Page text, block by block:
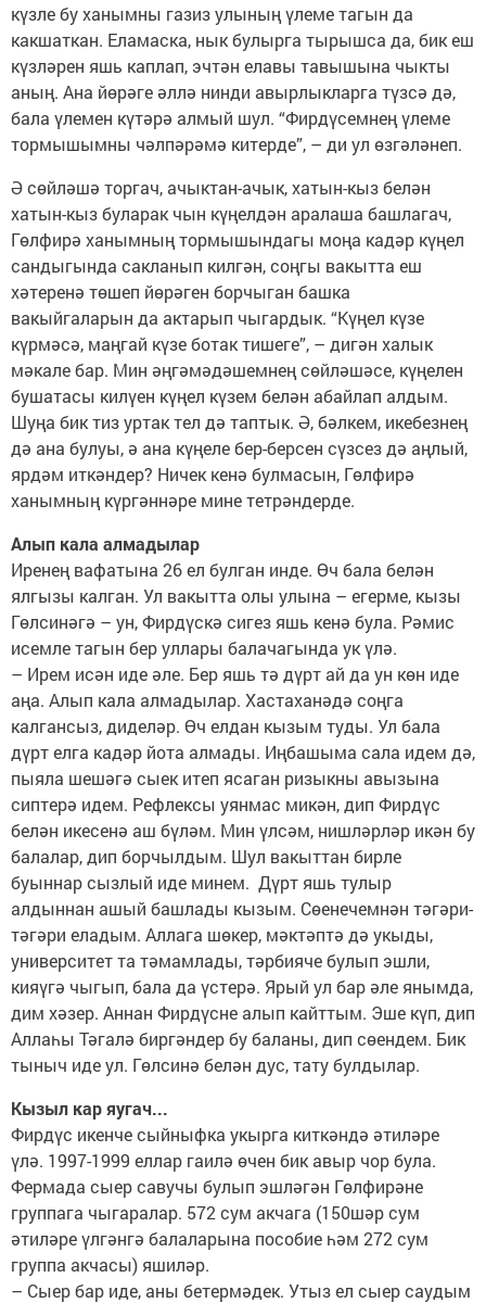
күзле бу ханымны газиз улының үлеме тагын да
какшаткан. Еламаска, нык булырга тырышса да, бик еш
күзләрен яшь каплап, эчтән елавы тавышына чыкты
аның. Ана йөрәге әллә нинди авырлыкларга түзсә дә,
бала үлемен күтәрә алмый шул. “Фирдүсемнең үлеме
тормышымны чәлпәрәмә китерде”, – ди ул өзгәләнеп.
Ә сөйләшә торгач, ачыктан-ачык, хатын-кыз белән
хатын-кыз буларак чын күңелдән аралаша башлагач,
Гөлфирә ханымның тормышындагы моңа кадәр күңел
сандыгында сакланып килгән, соңгы вакытта еш
хәтеренә төшеп йөрәген борчыган башка
вакыйгаларын да актарып чыгардык. “Күңел күзе
күрмәсә, маңгай күзе ботак тишеге”, – дигән халык
мәкале бар. Мин әңгәмәдәшемнең сөйләшәсе, күңелен
бушатасы килүен күңел күзем белән абайлап алдым.
Шуңа бик тиз уртак тел дә таптык. Ә, бәлкем, икебезнең
дә ана булуы, ә ана күңеле бер-берсен сүзсез дә аңлый,
ярдәм иткәндер? Ничек кенә булмасын, Гөлфирә
ханымның күргәннәре мине тетрәндерде.
Алып кала алмадылар
Иренең вафатына 26 ел булган инде. Өч бала белән
ялгызы калган. Ул вакытта олы улына – егерме, кызы
Гөлсинәгә – ун, Фирдүскә сигез яшь кенә була. Рәмис
исемле тагын бер уллары балачагында ук үлә.
– Ирем исән иде әле. Бер яшь тә дүрт ай да ун көн иде
аңа. Алып кала алмадылар. Хастаханәдә соңга
калгансыз, диделәр. Өч елдан кызым туды. Ул бала
дүрт елга кадәр йота алмады. Иңбашыма сала идем дә,
пыяла шешәгә сыек итеп ясаган ризыкны авызына
сиптерә идем. Рефлексы уянмас микән, дип Фирдүс
белән икесенә аш бүләм. Мин үлсәм, нишләрләр икән бу
балалар, дип борчылдым. Шул вакыттан бирле
буыннар сызлый иде минем. Дүрт яшь тулыр
алдыннан ашый башлады кызым. Сөенечемнән тәгәри-
тәгәри еладым. Аллага шөкер, мәктәптә дә укыды,
университет та тәмамлады, тәрбияче булып эшли,
кияүгә чыгып, бала да үстерә. Ярый ул бар әле янымда,
дим хәзер. Аннан Фирдүсне алып кайттым. Эше күп, дип
Аллаһы Тәгалә биргәндер бу баланы, дип сөендем. Бик
тыныч иде ул. Гөлсинә белән дус, тату булдылар.
Кызыл кар яугач...
Фирдүс икенче сыйныфка укырга киткәндә әтиләре
үлә. 1997-1999 еллар гаилә өчен бик авыр чор була.
Фермада сыер савучы булып эшләгән Гөлфирәне
группага чыгаралар. 572 сум акчага (150шәр сум
әтиләре үлгәнгә балаларына пособие һәм 272 сум
группа акчасы) яшиләр.
– Сыер бар иде, аны бетермәдек. Утыз ел сыер саудым